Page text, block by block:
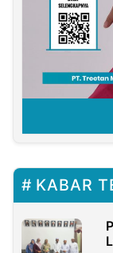
KABAR